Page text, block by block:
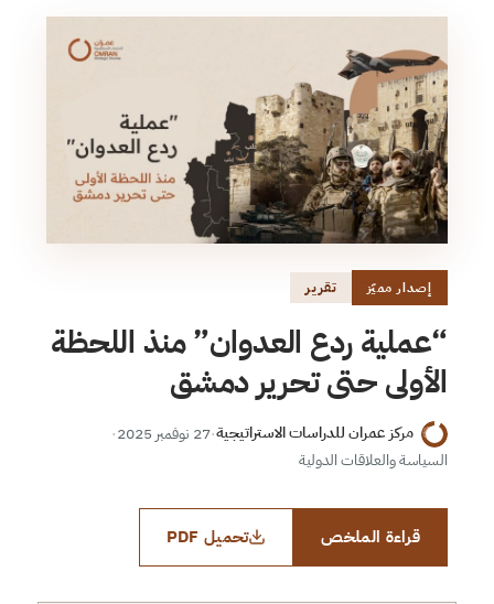
إصدار مميّز تقرير
“عملية ردع العدوان” منذ اللحظة
الأولى حتى تحرير دمشق
مركز عمران للدراسات الاستراتيجية·27 نوفمبر 2025
·
السياسة والعلاقات الدولية
قراءة الملخص تحميل PDF